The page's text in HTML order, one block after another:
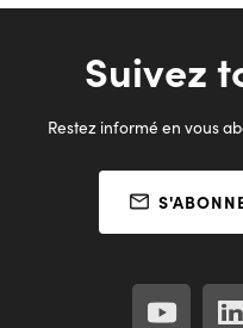
Suivez
Restez informé en vous